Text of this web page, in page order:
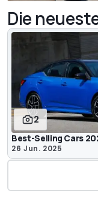
Die
2
Best-Selling Cars
26 Jun. 2025